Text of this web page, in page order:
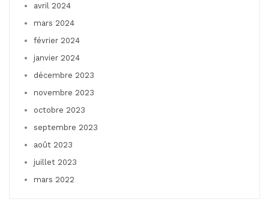
avril 2024
mars 2024
février 2024
janvier 2024
décembre 2023
novembre 2023
octobre 2023
septembre 2023
août 2023
juillet 2023
mars 2022